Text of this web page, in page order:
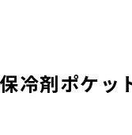
冷剤ポケッ